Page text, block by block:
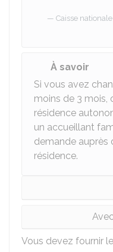
Caisse
À savoir
Si vous avez
moins de 3 mois,
résidence
un accueillant
demande auprès
résidence.
Vous devez fournir